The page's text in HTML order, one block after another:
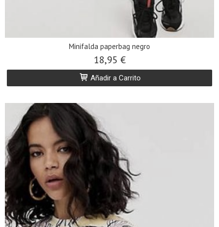
Minifalda paperbag negro
18,95 €
Añadir a Carrito